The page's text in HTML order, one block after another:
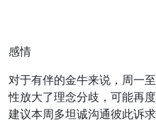
感情
对于有伴的金牛来说，周一
性放大了理念分歧，可能再
建议本周多坦诚沟通彼此诉